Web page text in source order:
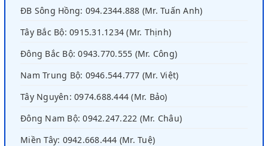
ĐB Sông Hồng: 094.2344.888 (Mr. Tuấn Anh)
Tây Bắc Bộ: 0915.31.1234 (Mr. Thịnh)
Đông Bắc Bộ: 0943.770.555 (Mr. Công)
Nam Trung Bộ: 0946.544.777 (Mr. Việt)
Tây Nguyên: 0974.688.444 (Mr. Bảo)
Đông Nam Bộ: 0942.247.222 (Mr. Châu)
Miền Tây: 0942.668.444 (Mr. Tuệ)